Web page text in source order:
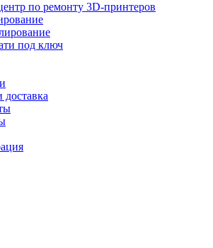
по ремонту 3D-принтеров
под ключ
доставка